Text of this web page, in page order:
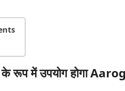
के रूप में उपयोग होगा